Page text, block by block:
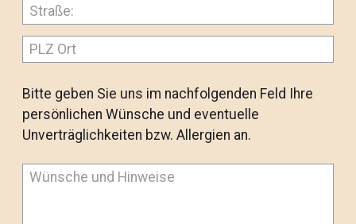
Bitte geben Sie uns im nachfolgenden Feld Ihre
persönlichen Wünsche und eventuelle
Unverträglichkeiten bzw. Allergien an.